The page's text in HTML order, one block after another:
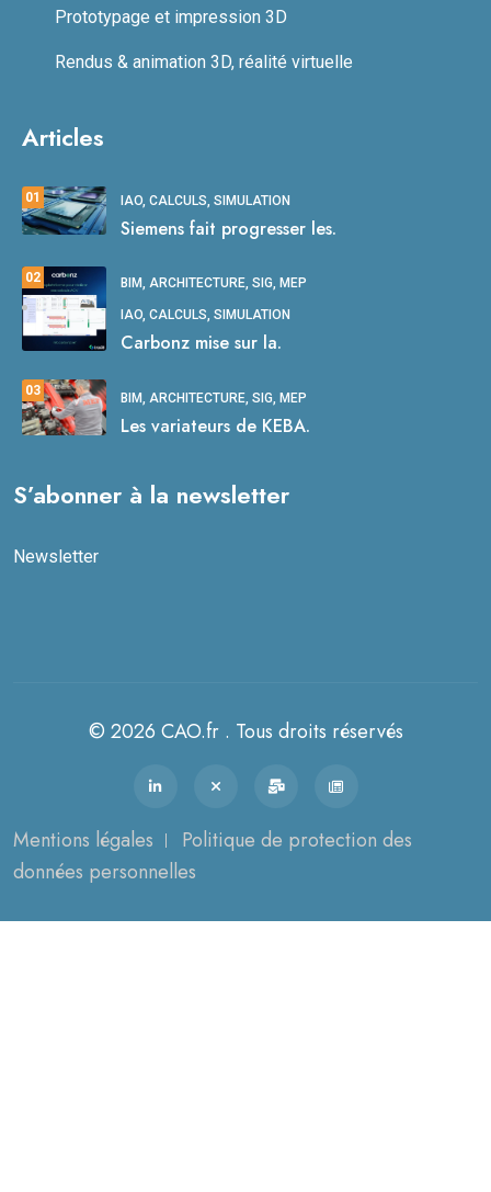
Prototypage et impression 3D
Rendus & animation 3D, réalité virtuelle
Articles
01 IAO, CALCULS, SIMULATION
Siemens fait progresser les.
02 BIM, ARCHITECTURE, SIG, MEP
IAO, CALCULS, SIMULATION
Carbonz mise sur la.
03 BIM, ARCHITECTURE, SIG, MEP
Les variateurs de KEBA.
S’abonner à la newsletter
Newsletter
© 2026 CAO.fr . Tous droits réservés
Mentions légales
Politique de protection des
données personnelles